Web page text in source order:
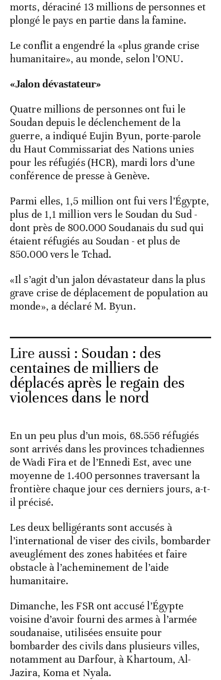
morts, déraciné 13 millions de personnes et
plongé le pays en partie dans la famine.
Le conflit a engendré la «plus grande crise
humanitaire», au monde, selon l’ONU.
«Jalon dévastateur»
Quatre millions de personnes ont fui le
Soudan depuis le déclenchement de la
guerre, a indiqué Eujin Byun, porte-parole
du Haut Commissariat des Nations unies
pour les réfugiés (HCR), mardi lors d’une
conférence de presse à Genève.
Parmi elles, 1,5 million ont fui vers l’Égypte,
plus de 1,1 million vers le Soudan du Sud -
dont près de 800.000 Soudanais du sud qui
étaient réfugiés au Soudan - et plus de
850.000 vers le Tchad.
«Il s’agit d’un jalon dévastateur dans la plus
grave crise de déplacement de population au
monde», a déclaré M. Byun.
Lire aussi : Soudan : des
centaines de milliers de
déplacés après le regain des
violences dans le nord
En un peu plus d’un mois, 68.556 réfugiés
sont arrivés dans les provinces tchadiennes
de Wadi Fira et de l’Ennedi Est, avec une
moyenne de 1.400 personnes traversant la
frontière chaque jour ces derniers jours, a-t-
il précisé.
Les deux belligérants sont accusés à
l’international de viser des civils, bombarder
aveuglément des zones habitées et faire
obstacle à l’acheminement de l’aide
humanitaire.
Dimanche, les FSR ont accusé l’Égypte
voisine d’avoir fourni des armes à l’armée
soudanaise, utilisées ensuite pour
bombarder des civils dans plusieurs villes,
notamment au Darfour, à Khartoum, Al-
Jazira, Koma et Nyala.